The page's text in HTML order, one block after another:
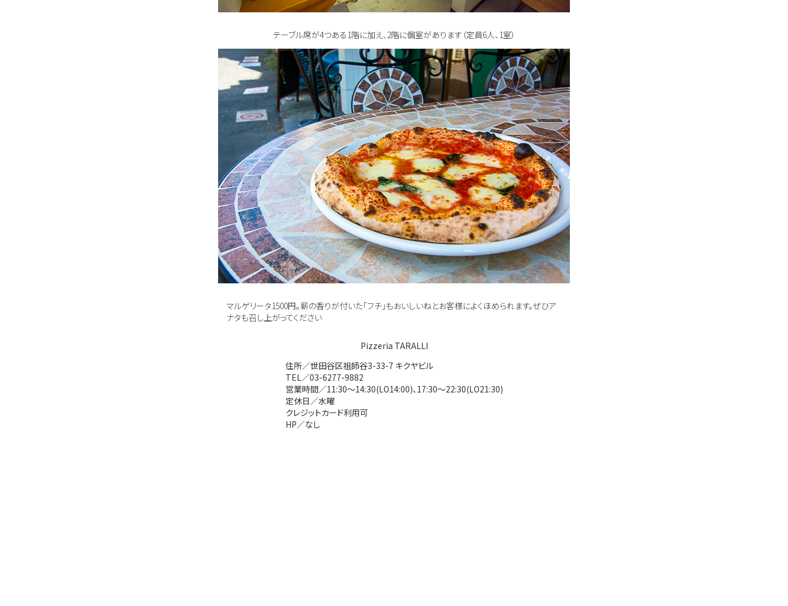
テーブル席が4つある1階に加え、2階に個室があります（定員6人、1室）
マルゲリータ1500円。薪の香りが付いた「フチ」もおいしいねとお客様によくほめられます。ぜひア
ナタも召し上がってください
Pizzeria TARALLI
住所／世田谷区祖師谷3-33-7 キクヤビル
TEL／03-6277-9882
営業時間／11:30～14:30(LO14:00)、17:30～22:30(LO21:30)
定休日／水曜
クレジットカード利用可
HP／なし